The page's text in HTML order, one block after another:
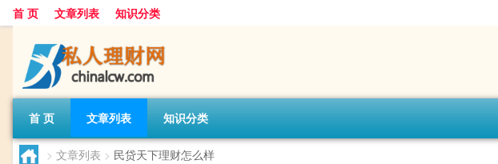
首 页 文章列表 知识分类
首 页 文章列表 知识分类
> 文章列表 > 民贷天下理财怎么样